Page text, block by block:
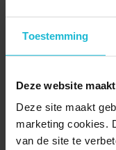
Toestemming
Deze website
Deze site maakt
marketing cookies.
van de site te